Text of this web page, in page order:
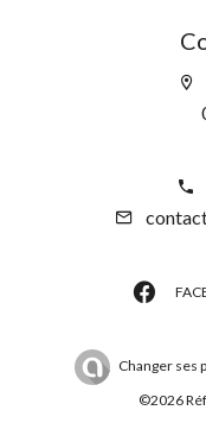
Changer ses
©2026